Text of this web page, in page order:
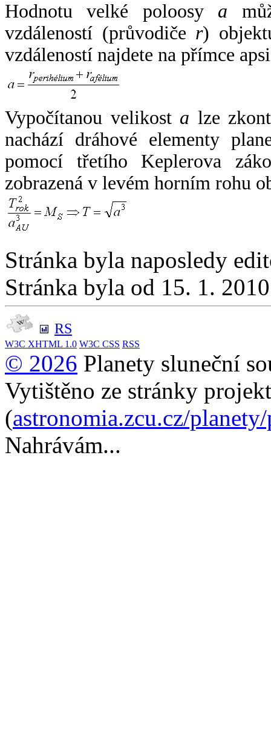
Hodnotu velké poloosy a
vzdáleností (průvodiče r)
vzdáleností najdete na přímce
Vypočítanou velikost a lze
nachází dráhové elementy
pomocí třetího Keplerova
zobrazená v levém horním rohu
Stránka byla naposledy
Stránka byla od 15. 1.
RS
W3C XHTML 1.0 W3C CSS RSS
© 2026 Planety sluneční
Vytištěno ze stránky
(astronomia.zcu.cz/
Nahrávám...